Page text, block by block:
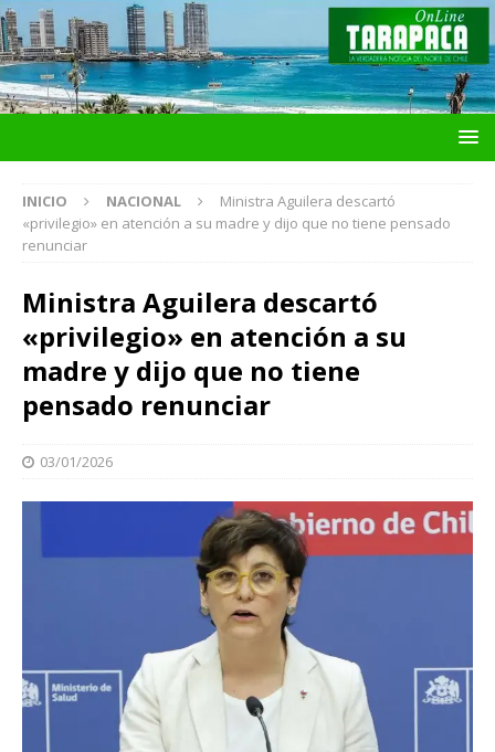
INICIO NACIONAL
Ministra Aguilera descartó
«privilegio» en atención a su madre y dijo que no tiene pensado
renunciar
Ministra Aguilera descartó
«privilegio» en atención a su
madre y dijo que no tiene
pensado renunciar
03/01/2026